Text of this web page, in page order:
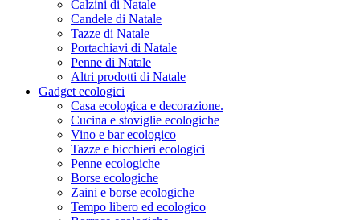
Calzini di Natale
Candele di Natale
Tazze di Natale
Portachiavi di Natale
Penne di Natale
Altri prodotti di Natale
Gadget ecologici
Casa ecologica e decorazione.
Cucina e stoviglie ecologiche
Vino e bar ecologico
Tazze e bicchieri ecologici
Penne ecologiche
Borse ecologiche
Zaini e borse ecologiche
Tempo libero ed ecologico